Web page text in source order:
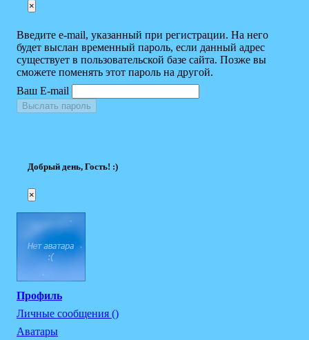
×
Введите e-mail, указанный при регистрации. На него
будет выслан временный пароль, если данный адрес
существует в пользовательской базе сайта. Позже вы
сможете поменять этот пароль на другой.
Ваш E-mail
Выслать пароль
Добрый день, Гость! :)
×
Профиль
Личные сообщения ()
Аватары